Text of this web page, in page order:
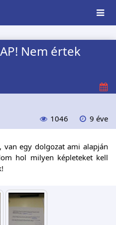
Nem értek
1046 9 éve
egy dolgozat ami alapján
hol milyen képleteket kell